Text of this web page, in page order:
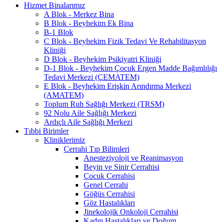
Hizmet Binalarımız
A Blok - Merkez Bina
B Blok - Beyhekim Ek Bina
B-1 Blok
C Blok - Beyhekim Fizik Tedavi Ve Rehabilitasyon
Kliniği
D Blok - Beyhekim Psikiyatri Kliniği
D-1 Blok - Beyhekim Çocuk Ergen Madde Bağımlılığı
Tedavi Merkezi (ÇEMATEM)
E Blok - Beyhekim Erişkin Arındırma Merkezi
(AMATEM)
Toplum Ruh Sağlığı Merkezi (TRSM)
92 Nolu Aile Sağlığı Merkezi
Ardıçlı Aile Sağlığı Merkezi
Tıbbi Birimler
Kliniklerimiz
Cerrahi Tıp Bilimleri
Anesteziyoloji ve Reanimasyon
Beyin ve Sinir Cerrahisi
Çocuk Cerrahisi
Genel Cerrahi
Göğüs Cerrahisi
Göz Hastalıkları
Jinekolojik Onkoloji Cerrahisi